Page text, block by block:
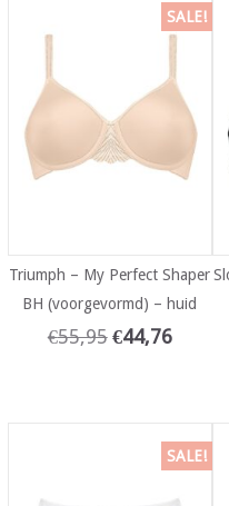
SALE!
Triumph – My Perfect Shaper
BH (voorgevormd) – huid
€55,95 €44,76
SALE!